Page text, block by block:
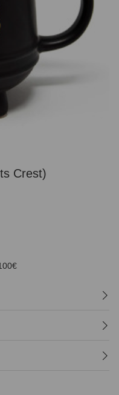
Crest)